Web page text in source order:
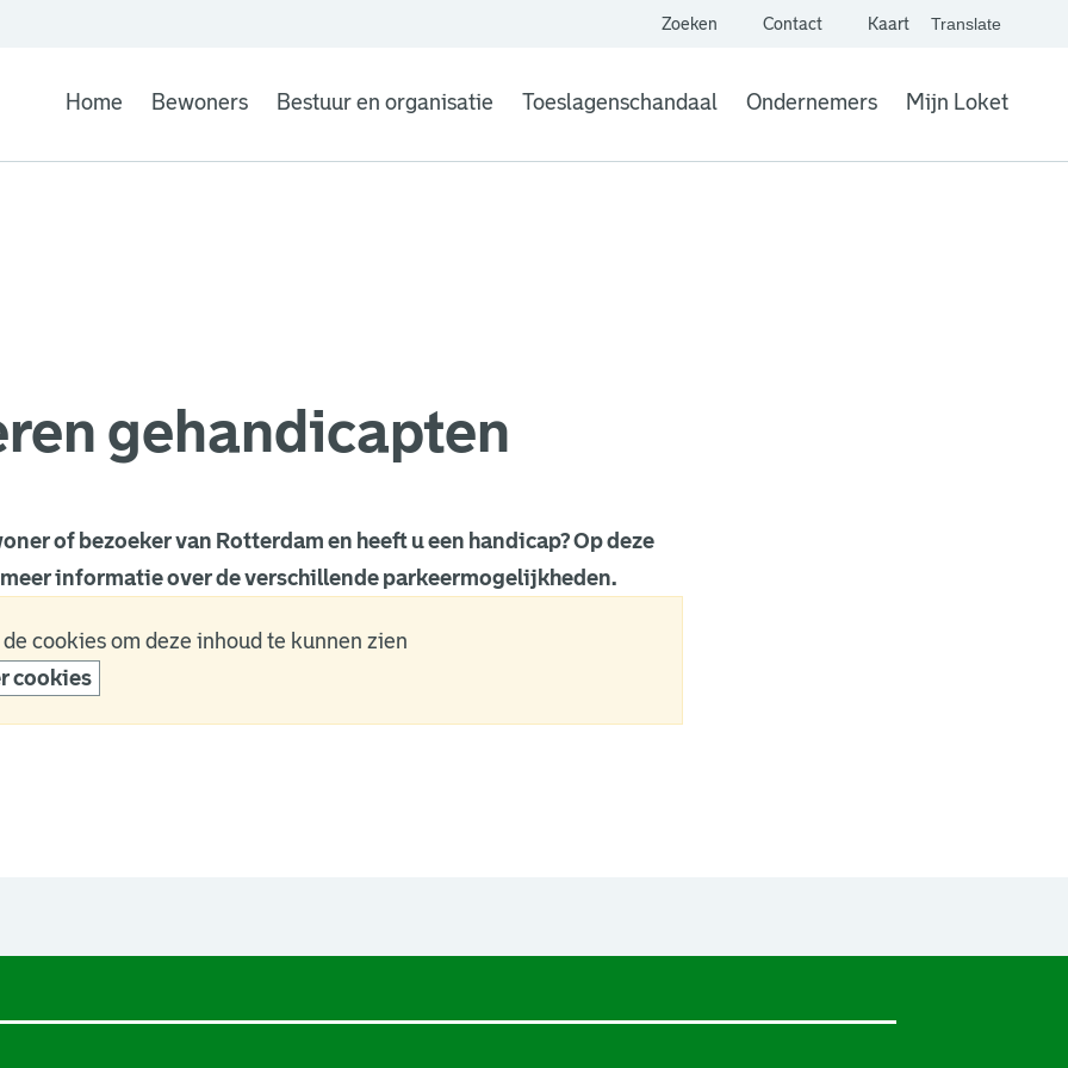
Zoeken Contact Kaart
. Link opent een
Translate
website,
Vertaal
Home Bewoners Bestuur en organisatie Toeslagenschandaal Ondernemers Mijn Loket
. Link opent een
gehandicapten
of bezoeker van Rotterdam en heeft u een handicap? Op deze
informatie over de verschillende parkeermogelijkheden.
cookies om deze inhoud te kunnen zien
cookies